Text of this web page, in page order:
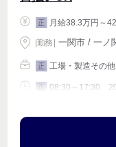
正 月給38.3万円～
|勤務 一関市 / 一ノ
正 工場・製造その
正 08:30～17:30、